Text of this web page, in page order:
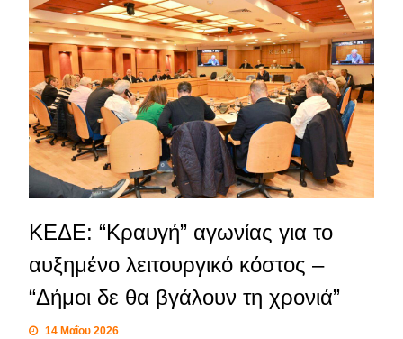
ΚΕΔΕ: “Κραυγή” αγωνίας για το
αυξημένο λειτουργικό κόστος –
“Δήμοι δε θα βγάλουν τη χρονιά”
14 Μαΐου 2026